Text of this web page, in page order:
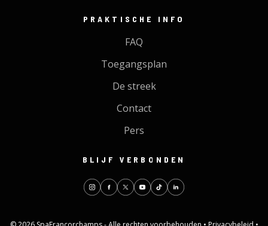
PRAKTISCHE INFO
FAQ
Toegangsplan
De streek
Contact
Pers
BLIJF VERBONDEN